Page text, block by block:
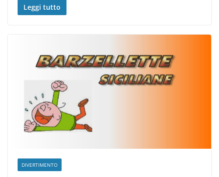
Leggi tutto
DIVERTIMENTO